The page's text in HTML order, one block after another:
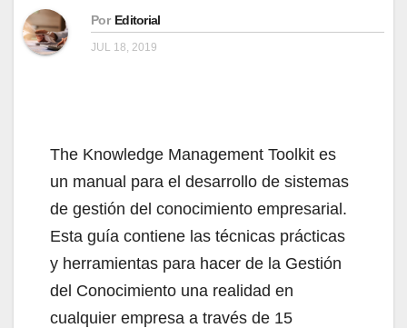
Por Editorial
JUL 18, 2019
The Knowledge Management Toolkit es
un manual para el desarrollo de sistemas
de gestión del conocimiento empresarial.
Esta guía contiene las técnicas prácticas
y herramientas para hacer de la Gestión
del Conocimiento una realidad en
cualquier empresa a través de 15